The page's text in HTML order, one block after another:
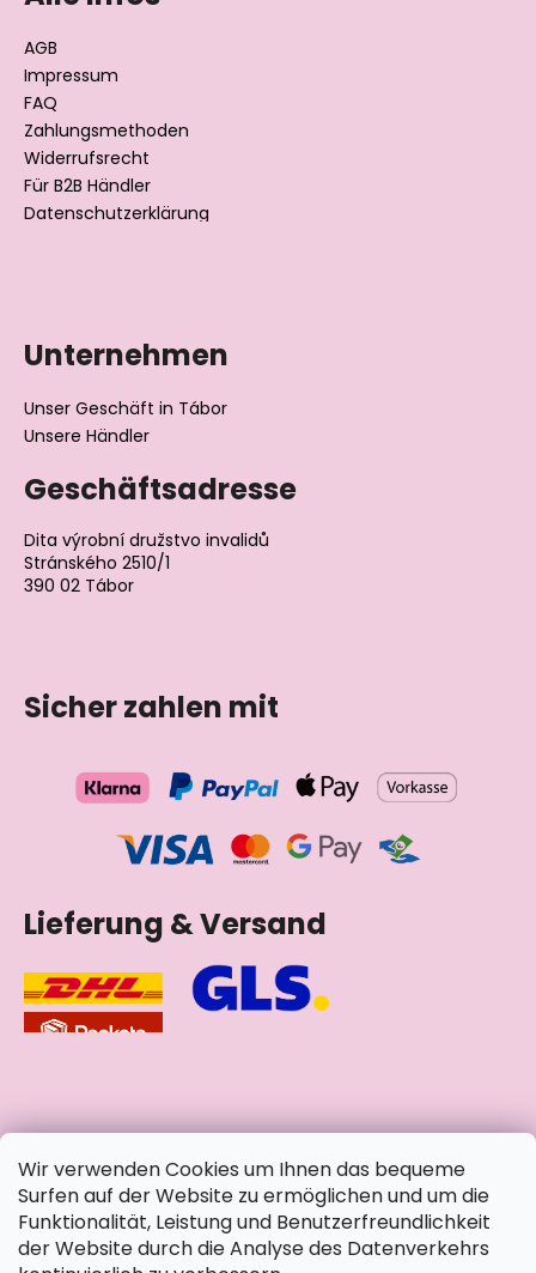
Wir verwenden Cookies um Ihnen das bequeme
Surfen auf der Website zu ermöglichen und um die
Funktionalität, Leistung und Benutzerfreundlichkeit
der Website durch die Analyse des Datenverkehrs
AGB
Impressum
FAQ
Zahlungsmethoden
Widerrufsrecht
Für B2B Händler
Datenschutzerklärung
Unternehmen
Unser Geschäft in Tábor
Unsere Händler
Geschäftsadresse
Dita výrobní družstvo invalidů
Stránského 2510/1
390 02 Tábor
Sicher zahlen mit
Lieferung & Versand
soziale Netzwerke